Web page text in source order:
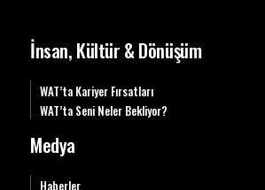
İnsan, Kültür & Dönüşüm
WAT’ta Kariyer Fırsatları
WAT’ta Seni Neler Bekliyor?
Medya
Haberler